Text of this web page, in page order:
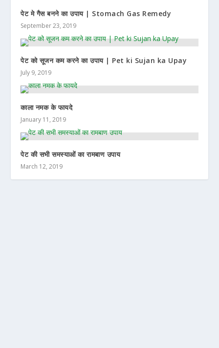
पेट मे गैस बनने का उपाय | Stomach Gas Remedy
September 23, 2019
पेट को सूजन कम करने का उपाय | Pet ki Sujan ka Upay
July 9, 2019
काला नमक के फायदे
January 11, 2019
पेट की सभी समस्याओं का रामबाण उपाय
March 12, 2019